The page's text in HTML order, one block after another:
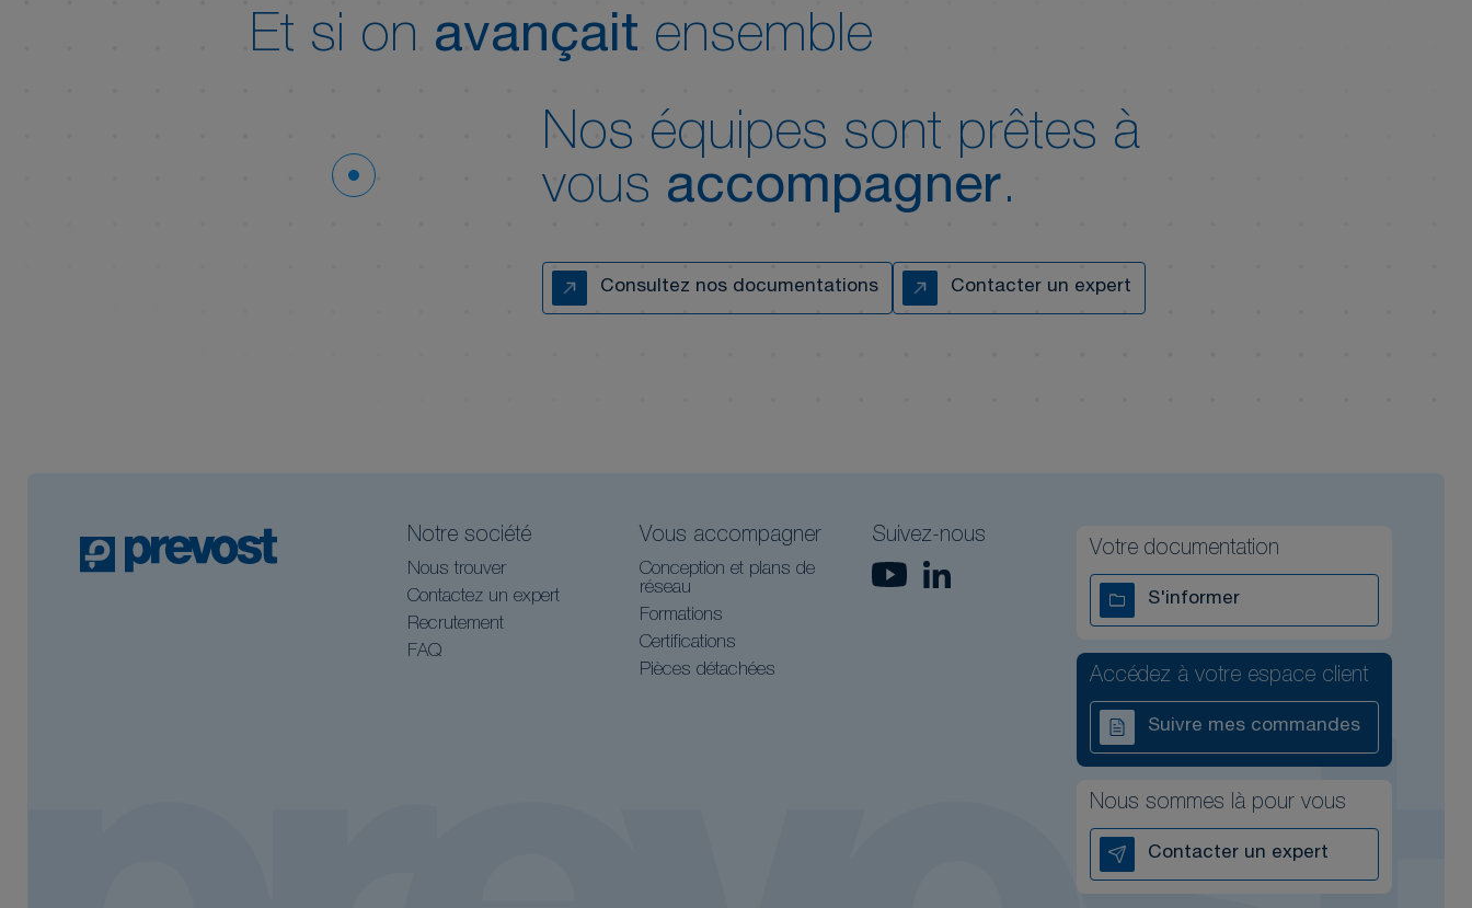
Et si on avançait ensemble
Nos équipes sont prêtes à
vous accompagner.
Consultez nos documentations Contacter un expert
Notre société
Nous trouver
Contactez un expert
Recrutement
FAQ
Vous accompagner
Conception et plans de
réseau
Formations
Certifications
Pièces détachées
Suivez-nous
Votre documentation
S'informer
Accédez à votre espace client
Suivre mes commandes
Nous sommes là pour vous
Contacter un expert